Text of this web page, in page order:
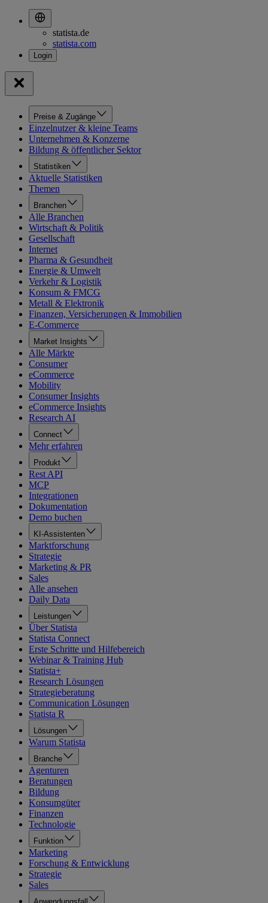
statista.de
statista.com
Preise & Zugänge
Einzelnutzer & kleine Teams
Unternehmen & Konzerne
Bildung & öffentlicher Sektor
Statistiken
Aktuelle Statistiken
Themen
Branchen
Alle Branchen
Wirtschaft & Politik
Gesellschaft
Internet
Pharma & Gesundheit
Energie & Umwelt
Verkehr & Logistik
Konsum & FMCG
Metall & Elektronik
Finanzen, Versicherungen & Immobilien
E-Commerce
Market Insights
Alle Märkte
Consumer
eCommerce
Mobility
Consumer Insights
eCommerce Insights
Research AI
Connect
Mehr erfahren
Produkt
Rest API
MCP
Integrationen
Dokumentation
Demo buchen
KI-Assistenten
Marktforschung
Strategie
Marketing & PR
Sales
Alle ansehen
Daily Data
Leistungen
Über Statista
Statista Connect
Erste Schritte und Hilfebereich
Webinar & Training Hub
Statista+
Research Lösungen
Strategieberatung
Communication Lösungen
Statista R
Lösungen
Warum Statista
Branche
Agenturen
Beratungen
Bildung
Konsumgüter
Finanzen
Technologie
Funktion
Marketing
Forschung & Entwicklung
Strategie
Sales